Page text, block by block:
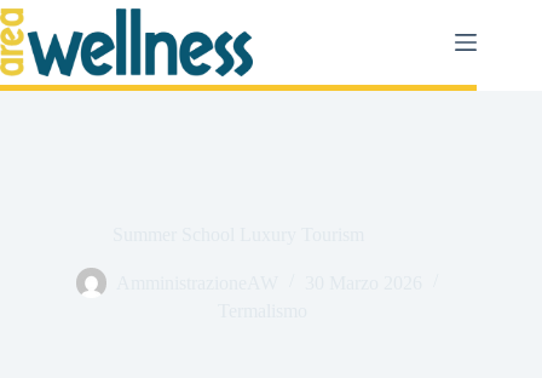
Salta
al
contenuto